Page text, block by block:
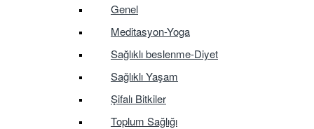
Genel
Meditasyon-Yoga
Sağlıklı beslenme-Diyet
Sağlıklı Yaşam
Şifalı Bitkiler
Toplum Sağlığı